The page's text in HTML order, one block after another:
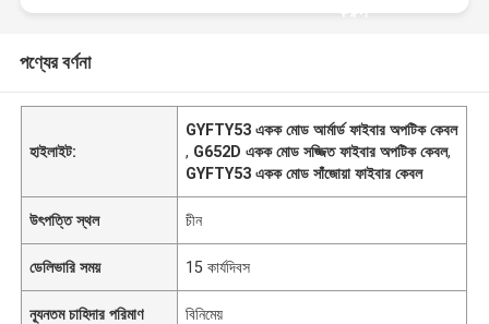
করুন
পণ্যের বর্ণনা
হাইলাইট:
GYFTY53 একক মোড আর্মার্ড ফাইবার অপটিক কেবল
, G652D একক মোড সজ্জিত ফাইবার অপটিক কেবল,
GYFTY53 একক মোড সাঁজোয়া ফাইবার কেবল
উৎপত্তি স্থল চীন
ডেলিভারি সময় 15 কার্যদিবস
ন্যূনতম চাহিদার পরিমাণ বিনিমেয়